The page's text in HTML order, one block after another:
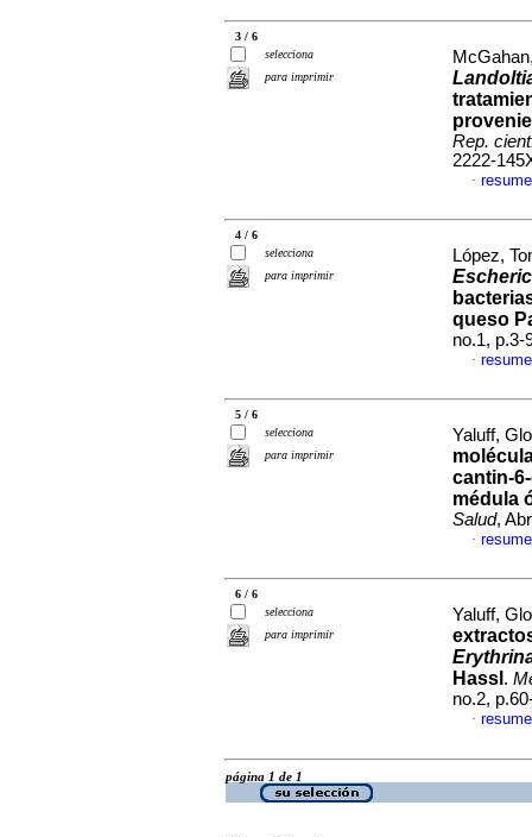
3 / 6
selecciona
para imprimir
Rep.
2222-
·
4 / 6
selecciona
para imprimir
López,
queso
no.1, p.3-
·
5 / 6
selecciona
para imprimir
Yaluff,
cantin-
médula
Salud,
·
6 / 6
selecciona
para imprimir
Yaluff,
Hassl .
no.2,
·
página 1 de 1